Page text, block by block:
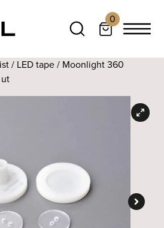
0
/ LED tape/ Moonlight 360